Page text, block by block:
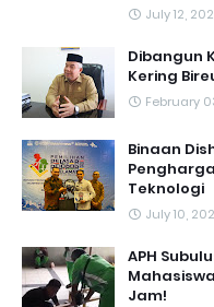
July 12,
Dibangun
Kering
February
Binaan
Teknologi
July 10,
APH
Jam!